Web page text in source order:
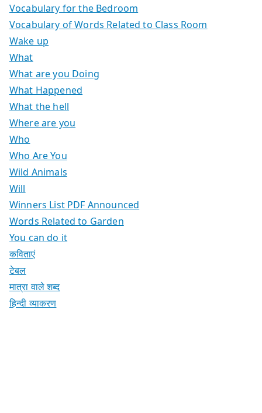
Vocabulary for the Bedroom
Vocabulary of Words Related to Class Room
Wake up
What
What are you Doing
What Happened
What the hell
Where are you
Who
Who Are You
Wild Animals
Will
Winners List PDF Announced
Words Related to Garden
You can do it
कविताएं
टेबल
मात्रा वाले शब्द
हिन्दी व्याकरण